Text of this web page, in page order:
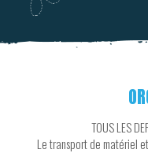
TOUS LES
Le transport de matériel